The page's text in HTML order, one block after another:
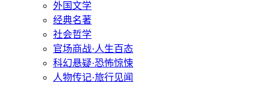
外国文学
经典名著
社会哲学
官场商战·人生百态
科幻悬疑·恐怖惊悚
人物传记·旅行见闻